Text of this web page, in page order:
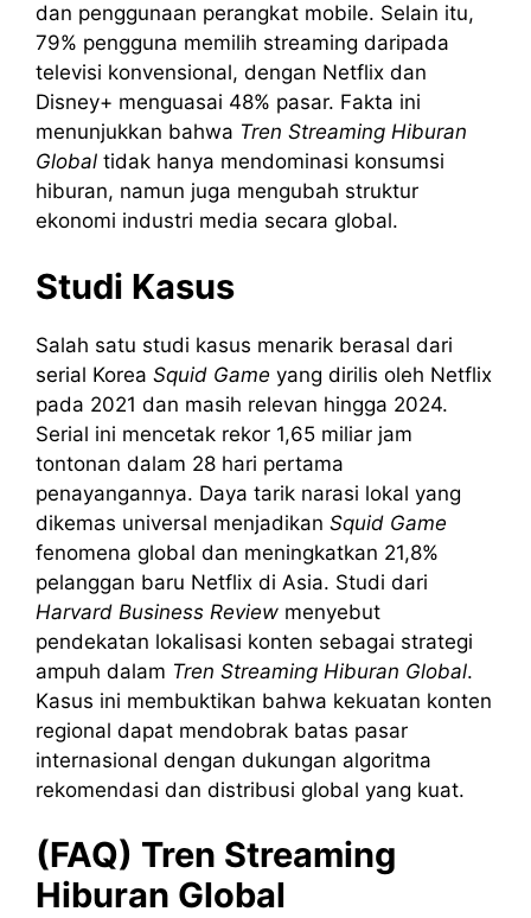
dan penggunaan perangkat mobile. Selain itu,
79% pengguna memilih streaming daripada
televisi konvensional, dengan Netflix dan
Disney+ menguasai 48% pasar. Fakta ini
menunjukkan bahwa Tren Streaming Hiburan
Global tidak hanya mendominasi konsumsi
hiburan, namun juga mengubah struktur
ekonomi industri media secara global.
Studi Kasus
Salah satu studi kasus menarik berasal dari
serial Korea Squid Game yang dirilis oleh Netflix
pada 2021 dan masih relevan hingga 2024.
Serial ini mencetak rekor 1,65 miliar jam
tontonan dalam 28 hari pertama
penayangannya. Daya tarik narasi lokal yang
dikemas universal menjadikan Squid Game
fenomena global dan meningkatkan 21,8%
pelanggan baru Netflix di Asia. Studi dari
Harvard Business Review menyebut
pendekatan lokalisasi konten sebagai strategi
ampuh dalam Tren Streaming Hiburan Global.
Kasus ini membuktikan bahwa kekuatan konten
regional dapat mendobrak batas pasar
internasional dengan dukungan algoritma
rekomendasi dan distribusi global yang kuat.
(FAQ) Tren Streaming
Hiburan Global